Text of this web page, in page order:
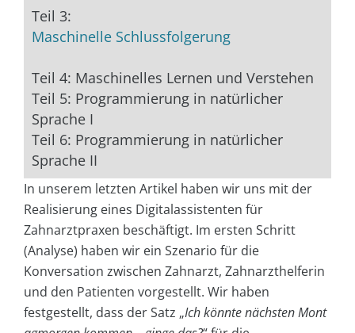
Teil 3:
Maschinelle Schlussfolgerung
Teil 4: Maschinelles Lernen und Verstehen
Teil 5: Programmierung in natürlicher
Sprache I
Teil 6: Programmierung in natürlicher
Sprache II
In unserem letzten Artikel haben wir uns mit der
Realisierung eines Digitalassistenten für
Zahnarztpraxen beschäftigt. Im ersten Schritt
(Analyse) haben wir ein Szenario für die
Konversation zwischen Zahnarzt, Zahnarzthelferin
und den Patienten vorgestellt. Wir haben
festgestellt, dass der Satz „Ich könnte nächsten Mont